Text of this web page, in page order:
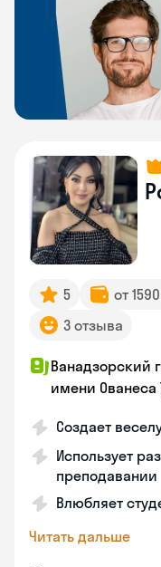
5 от
3 отзыва
Ванадзорский
имени Ованеса
Создает
Использует
преподавании
Влюбляет
Читать дальше